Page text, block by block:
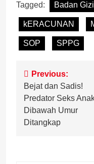
Tagged: Badan
kERACUNAN
SOP SPPG
Post
navigation
Previous:
Bejat dan Sadis!
Predator Seks
Dibawah Umur
Ditangkap